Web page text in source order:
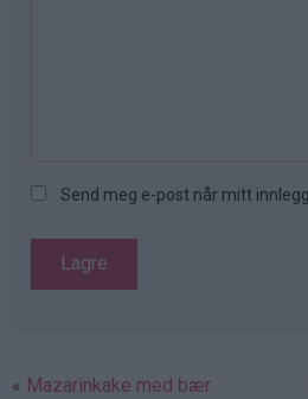
Send meg e-post når mitt
Mazarinkake med bær